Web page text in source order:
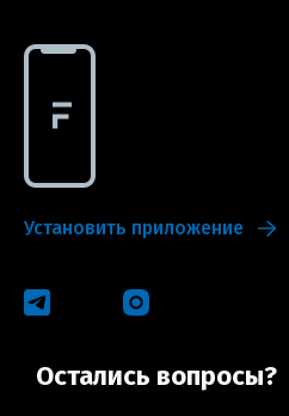
Установить приложение
Остались вопросы?